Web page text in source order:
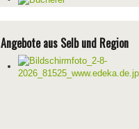
Angebote aus Selb und Region